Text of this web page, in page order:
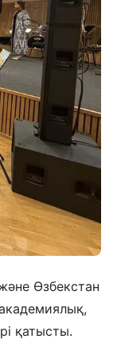
Өзбекстан
қатысты.